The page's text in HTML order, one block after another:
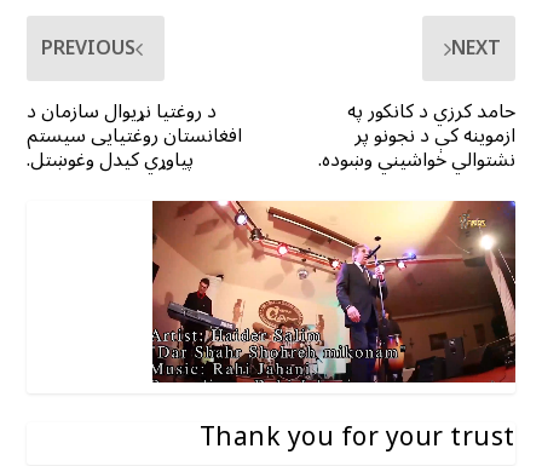
PREVIOUS
د روغتیا نړیوال سازمان د
افغانستان روغتیایی سیستم
پیاوړي کیدل وغوښتل.
NEXT
حامد کرزي د کانکور په
ازموینه کې د نجونو پر
نشتوالي خواشیني وښوده.
Thank you for your trust